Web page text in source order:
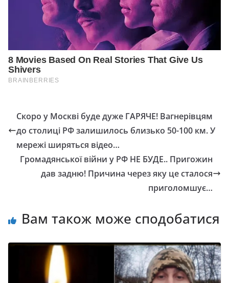
Скоро у Москві буде дуже ГАРЯЧЕ! Вагнерівцям
до столиці РФ залишилось близько 50-100 км. У
мережі ширяться відео…
Громадянської війни у РФ НЕ БУДЕ.. Пригожин
дав задню! Причина через яку це сталося
приголомшує…
Вам також може сподобатися